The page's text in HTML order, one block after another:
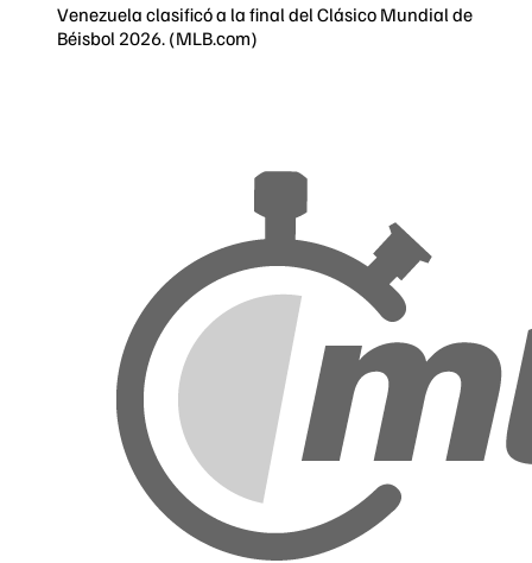
Venezuela clasificó a la final del Clásico Mundial de
Béisbol 2026. (MLB.com)